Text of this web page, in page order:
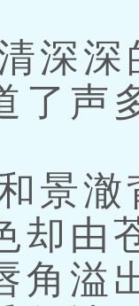
深深
了声
景澈
却由
角溢